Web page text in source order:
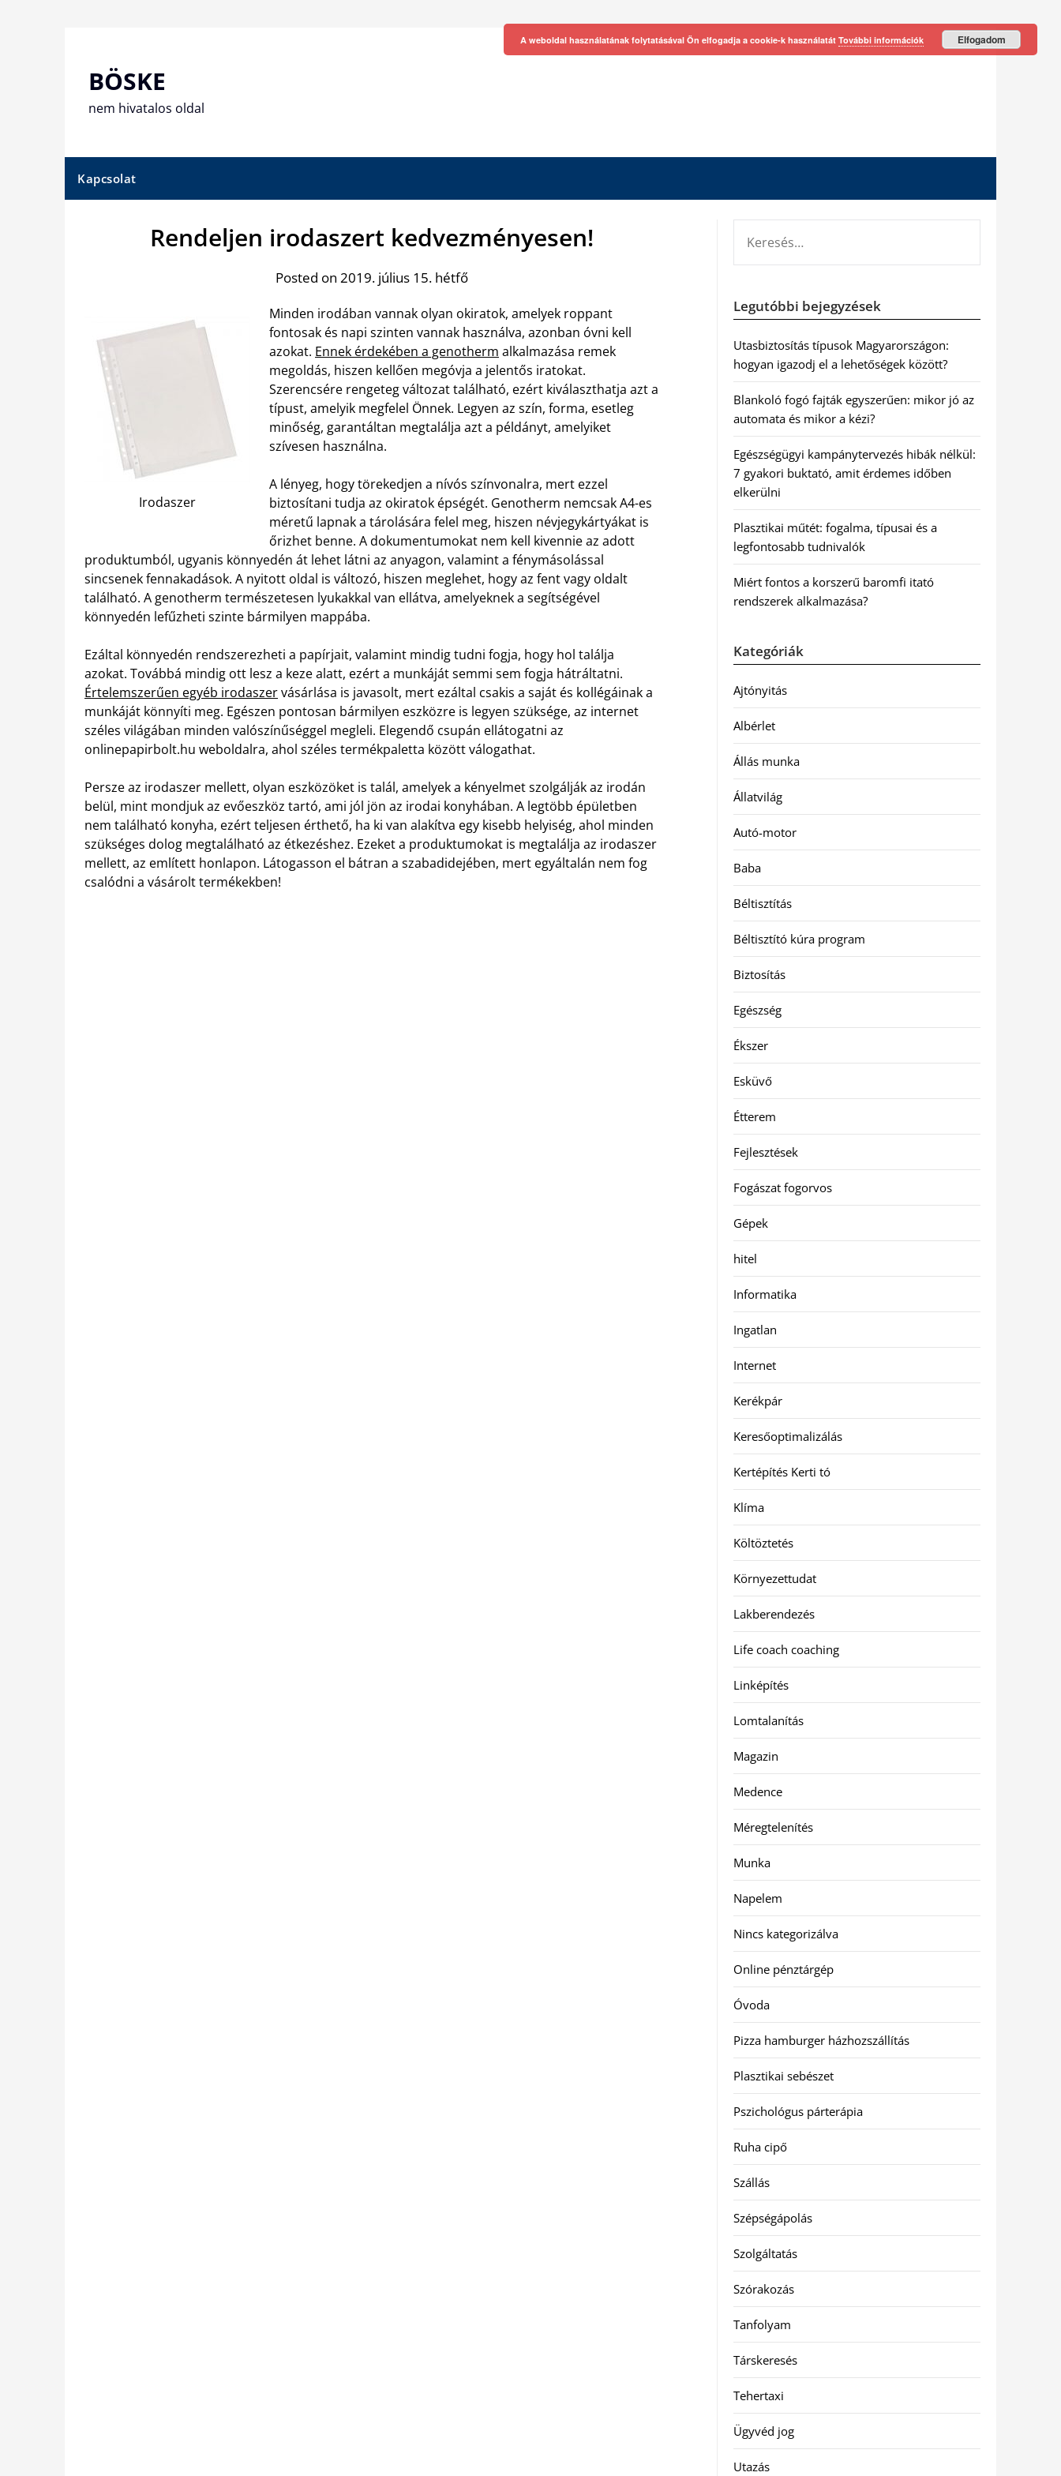
BÖSKE
nem hivatalos oldal
Kapcsolat
Rendeljen irodaszert kedvezményesen!
Posted on 2019. július 15. hétfő
Irodaszer
Minden irodában vannak olyan okiratok, amelyek roppant
fontosak és napi szinten vannak használva, azonban óvni kell
azokat. Ennek érdekében a genotherm alkalmazása remek
megoldás, hiszen kellően megóvja a jelentős iratokat.
Szerencsére rengeteg változat található, ezért kiválaszthatja azt a
típust, amelyik megfelel Önnek. Legyen az szín, forma, esetleg
minőség, garantáltan megtalálja azt a példányt, amelyiket
szívesen használna.
A lényeg, hogy törekedjen a nívós színvonalra, mert ezzel
biztosítani tudja az okiratok épségét. Genotherm nemcsak A4-es
méretű lapnak a tárolására felel meg, hiszen névjegykártyákat is
őrizhet benne. A dokumentumokat nem kell kivennie az adott
produktumból, ugyanis könnyedén át lehet látni az anyagon, valamint a fénymásolással
sincsenek fennakadások. A nyitott oldal is változó, hiszen meglehet, hogy az fent vagy oldalt
található. A genotherm természetesen lyukakkal van ellátva, amelyeknek a segítségével
könnyedén lefűzheti szinte bármilyen mappába.
Ezáltal könnyedén rendszerezheti a papírjait, valamint mindig tudni fogja, hogy hol találja
azokat. Továbbá mindig ott lesz a keze alatt, ezért a munkáját semmi sem fogja hátráltatni.
Értelemszerűen egyéb irodaszervásárlása is javasolt, mert ezáltal csakis a saját és kollégáinak a
munkáját könnyíti meg. Egészen pontosan bármilyen eszközre is legyen szüksége, az internet
széles világában minden valószínűséggel megleli. Elegendő csupán ellátogatni az
onlinepapirbolt.hu weboldalra, ahol széles termékpaletta között válogathat.
Persze az irodaszer mellett, olyan eszközöket is talál, amelyek a kényelmet szolgálják az irodán
belül, mint mondjuk az evőeszköz tartó, ami jól jön az irodai konyhában. A legtöbb épületben
nem található konyha, ezért teljesen érthető, ha ki van alakítva egy kisebb helyiség, ahol minden
szükséges dolog megtalálható az étkezéshez. Ezeket a produktumokat is megtalálja az irodaszer
mellett, az említett honlapon. Látogasson el bátran a szabadidejében, mert egyáltalán nem fog
csalódni a vásárolt termékekben!
Legutóbbi bejegyzések
Utasbiztosítás típusok Magyarországon:
hogyan igazodj el a lehetőségek között?
Blankoló fogó fajták egyszerűen: mikor jó az
automata és mikor a kézi?
Egészségügyi kampánytervezés hibák nélkül:
7 gyakori buktató, amit érdemes időben
elkerülni
Plasztikai műtét: fogalma, típusai és a
legfontosabb tudnivalók
Miért fontos a korszerű baromfi itató
rendszerek alkalmazása?
Kategóriák
Ajtónyitás
Albérlet
Állás munka
Állatvilág
Autó-motor
Baba
Béltisztítás
Béltisztító kúra program
Biztosítás
Egészség
Ékszer
Esküvő
Étterem
Fejlesztések
Fogászat fogorvos
Gépek
hitel
Informatika
Ingatlan
Internet
Kerékpár
Keresőoptimalizálás
Kertépítés Kerti tó
Klíma
Költöztetés
Környezettudat
Lakberendezés
Life coach coaching
Linképítés
Lomtalanítás
Magazin
Medence
Méregtelenítés
Munka
Napelem
Nincs kategorizálva
Online pénztárgép
Óvoda
Pizza hamburger házhozszállítás
Plasztikai sebészet
Pszichológus párterápia
Ruha cipő
Szállás
Szépségápolás
Szolgáltatás
Szórakozás
Tanfolyam
Társkeresés
Tehertaxi
Ügyvéd jog
Utazás
A weboldal használatának folytatásával Ön elfogadja a cookie-k használatát További információk Elfogadom